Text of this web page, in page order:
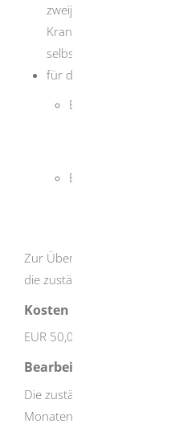
zweijährige
Krankheitserregern unter
selbst die Erlaubnis besitzt
für den Nachweis der
Bei Wohnsitz in
Bei Wohnsitz im
Zur Überprüfung der
die zuständige Stelle weitere
Kosten
EUR 50,00 - EUR 250,00 je
Bearbeitungsdauer
Die zuständige Behörde
Monaten.